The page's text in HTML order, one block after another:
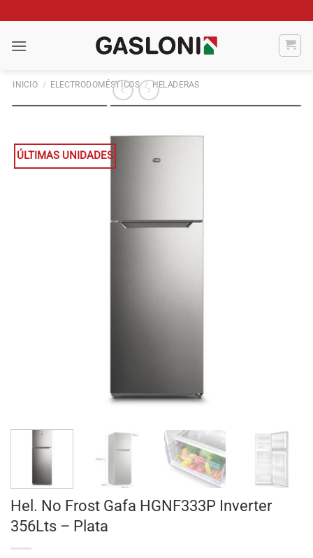
al
contenido
INICIO / ELECTRODOMÉSTICOS / HELADERAS
ÚLTIMAS UNIDADES
Hel. No Frost Gafa HGNF333P Inverter
356Lts – Plata